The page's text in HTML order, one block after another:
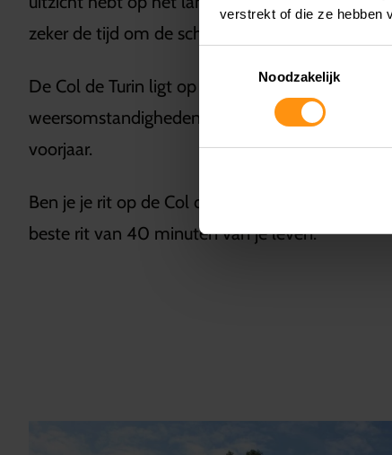
verstrekt of die ze hebben
Noodzakelijk
zeker de tijd om de schoonheid te zien die de
De Col de Turin ligt op een hoog punt en is dus
weersomstandigheden, dus de beste tijd om er
voorjaar.
Ben je je rit op de Col de Turin al aan het
beste rit van 40 minuten van je leven.